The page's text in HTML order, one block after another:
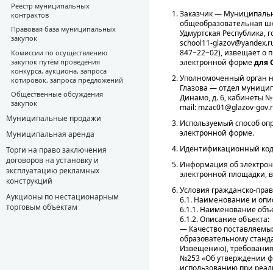
Реестр муниципальных
контрактов
Правовая база муниципальных
закупок
Комиссии по осуществлению
закупок путём проведения
конкурса, аукциона, запроса
котировок, запроса предложений
Общественные обсуждения
закупок
Муниципальные продажи
Муниципальная аренда
Торги на право заключения
договоров на установку и
эксплуатацию рекламных
конструкций
Аукционы по нестационарным
торговым объектам
Заказчик —
общеобразовательная
Удмуртская Республика,
school11-
847−22−02), извещает о
электронной формедля
Уполномоченный орган
Глазова — отдел
Динамо, д. 6, кабинеты №
mail: mzac01@glazov-
Используемый способ
электронной форме.
Идентификационный код
Информация об
электронной площадки,
Условия гражданско-
6.1. Наименование и
6.1.1. Наименование
6.1.2. Описание объекта:
— Качество
образовательному
Извещению),
№253 «Об утверждении
использованию при